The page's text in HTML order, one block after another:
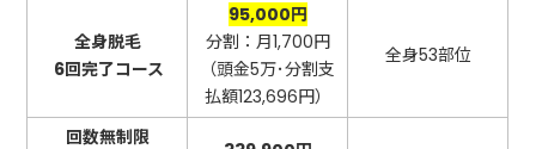
全身脱毛
6回完了コース
95,000円
分割：月1,700円
（頭金5万･分割支
払額123,696円）
全身53部位
回数無制限